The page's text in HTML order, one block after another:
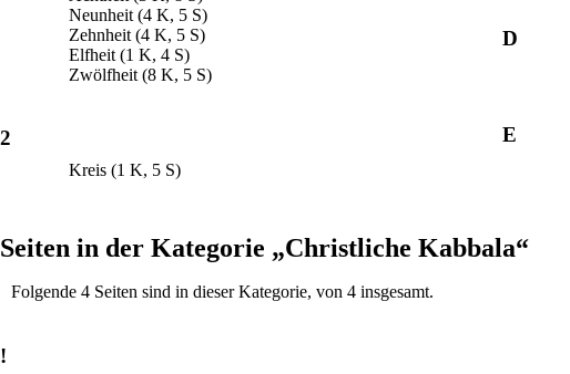
Neunheit (4 K, 5 S)
Zehnheit (4 K, 5 S)
Elfheit (1 K, 4 S)
Zwölfheit (8 K, 5 S)
2
Kreis (1 K, 5 S)
D
E
Seiten in der Kategorie „Christliche Kabbala“
Folgende 4 Seiten sind in dieser Kategorie, von 4 insgesamt.
!